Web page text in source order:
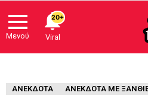
Μενού
ΑΝΈΚΔΟΤΑ ΑΝΕΚΔΟΤΑ ΜΕ
20+
Viral